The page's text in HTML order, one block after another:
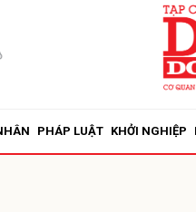
PHÁP LUẬT KHỞI NGHIỆP